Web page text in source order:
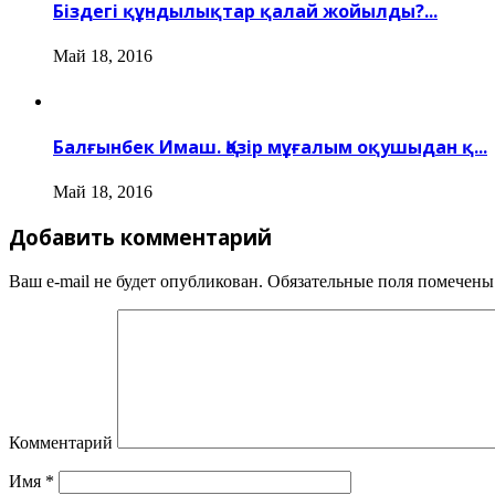
Біздегі құндылықтар қалай жойылды?...
Май 18, 2016
Балғынбек Имаш. Қазір мұғалым оқушыдан қ...
Май 18, 2016
Добавить комментарий
Ваш e-mail не будет опубликован. Обязательные поля
Комментарий
Имя *